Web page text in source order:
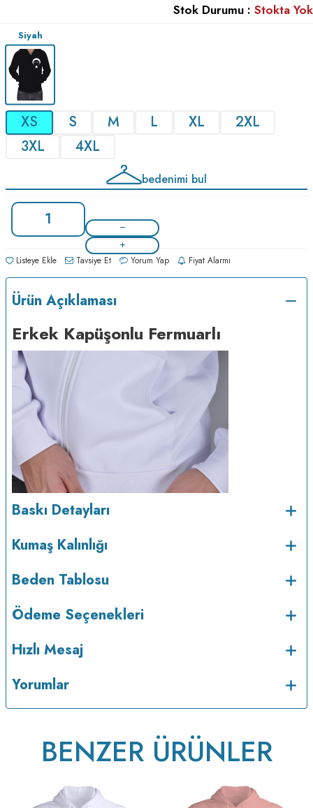
Stok Durumu : Stokta Yok
Siyah
XS S M L XL
2XL
3XL
4XL
bedenimi bul
Listeye Ekle Tavsiye Et Yorum Yap Fiyat Alarmı
Ürün Açıklaması
Erkek Kapüşonlu Fermuarlı
Baskı Detayları
Kumaş Kalınlığı
Beden Tablosu
Ödeme Seçenekleri
Hızlı Mesaj
Yorumlar
BENZER ÜRÜNLER